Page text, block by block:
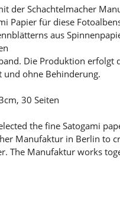
der Schachtelmacher
Papier für diese
aus
Die Produktion erfolgt
und ohne Behinderung.
30 Seiten
the fine Satogami
Manufaktur in Berlin to
The Manufaktur works